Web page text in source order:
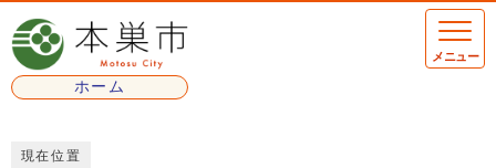
ページの先頭です
ホーム
メニュー
現在位置